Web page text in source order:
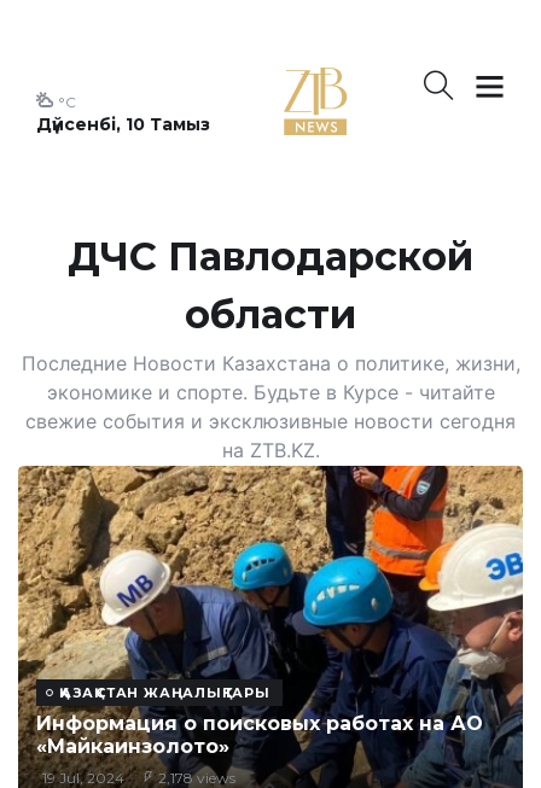
Дүйсенбі, 10 Тамыз
°C
ДЧС Павлодарской
области
Последние Новости Казахстана о политике, жизни,
экономике и спорте. Будьте в Курсе - читайте
свежие события и эксклюзивные новости сегодня
на ZTB.KZ.
ҚАЗАҚСТАН ЖАҢАЛЫҚТАРЫ
Информация о поисковых работах на АО
«Майкаинзолото»
19 Jul, 2024 2,178 views